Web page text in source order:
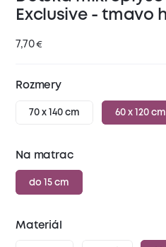
Exclusive - tmavo
7,70€
Rozmery
70 x 140 cm 60 x 120 cm
Na matrac
do 15 cm
Materiál